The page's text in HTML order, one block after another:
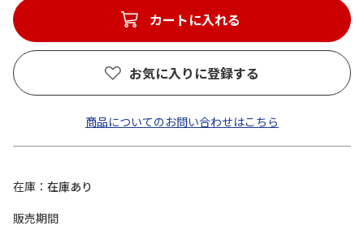
カートに入れる
お気に入りに登録する
商品についてのお問い合わせはこちら
在庫
在庫あり
販売期間